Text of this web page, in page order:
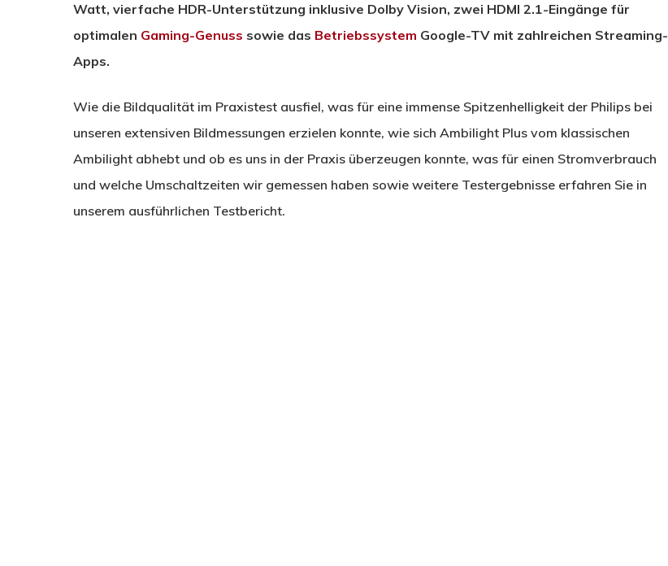
Watt, vierfache HDR-Unterstützung inklusive Dolby Vision, zwei HDMI 2.1-Eingänge für
optimalen Gaming-Genuss sowie das Betriebssystem Google-TV mit zahlreichen Streaming-
Apps.
Wie die Bildqualität im Praxistest ausfiel, was für eine immense Spitzenhelligkeit der Philips bei
unseren extensiven Bildmessungen erzielen konnte, wie sich Ambilight Plus vom klassischen
Ambilight abhebt und ob es uns in der Praxis überzeugen konnte, was für einen Stromverbrauch
und welche Umschaltzeiten wir gemessen haben sowie weitere Testergebnisse erfahren Sie in
unserem ausführlichen Testbericht.